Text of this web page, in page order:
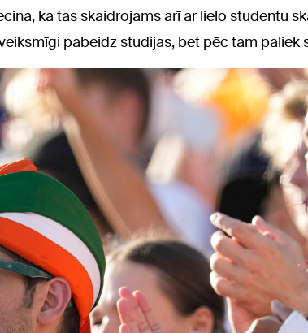
ka tas skaidrojams arī ar lielo studentu
pabeidz studijas, bet pēc tam paliek